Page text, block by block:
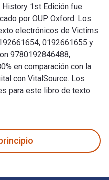
1st Edición fue
por OUP Oxford. Los
electrónicos de Victims
0192661655 y
9780192846488,
en comparación con la
con VitalSource. Los
para este libro de texto